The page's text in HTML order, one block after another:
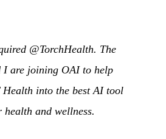
@TorchHealth. The
I are joining OAI to help
into the best AI tool
and wellness.